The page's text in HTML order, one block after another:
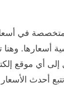
في
أي موقع
أحدث الأسعار